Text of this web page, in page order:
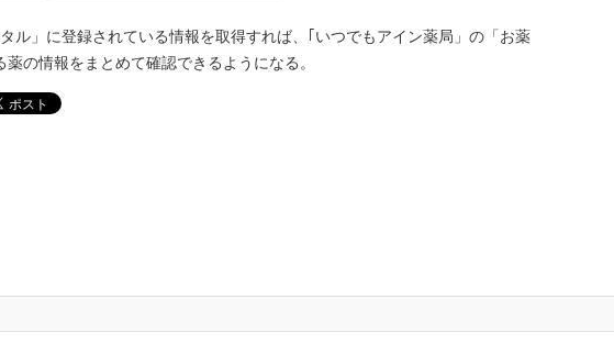
ル」に登録されている情報を取得すれば、｢いつでもアイン薬局」の「お薬
の情報をまとめて確認できるようになる。